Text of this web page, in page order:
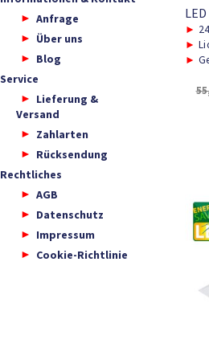
►
►
►
Anfrage
Über uns
Blog
Service
Lieferung &
Versand
Zahlarten
Rücksendung
Rechtliches
AGB
Datenschutz
Impressum
Cookie-Richtlinie